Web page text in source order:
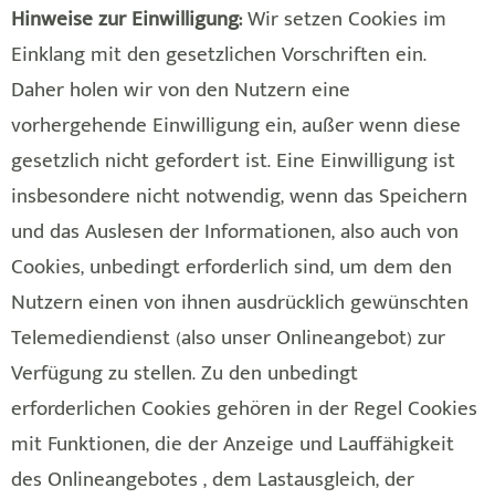
Hinweise zur Einwilligung:Wir setzen Cookies im
Einklang mit den gesetzlichen Vorschriften ein.
Daher holen wir von den Nutzern eine
vorhergehende Einwilligung ein, außer wenn diese
gesetzlich nicht gefordert ist. Eine Einwilligung ist
insbesondere nicht notwendig, wenn das Speichern
und das Auslesen der Informationen, also auch von
Cookies, unbedingt erforderlich sind, um dem den
Nutzern einen von ihnen ausdrücklich gewünschten
Telemediendienst (also unser Onlineangebot) zur
Verfügung zu stellen. Zu den unbedingt
erforderlichen Cookies gehören in der Regel Cookies
mit Funktionen, die der Anzeige und Lauffähigkeit
des Onlineangebotes , dem Lastausgleich, der